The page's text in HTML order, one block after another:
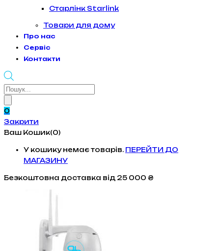
Старлінк Starlink
Товари для дому
Про нас
Сервіс
Контакти
Products
0
Закрити
Ваш Кошик(0)
У кошику немає товарів. ПЕРЕЙТИ ДО
МАГАЗИНУ
Безкоштовна доставка від 25 000 ₴